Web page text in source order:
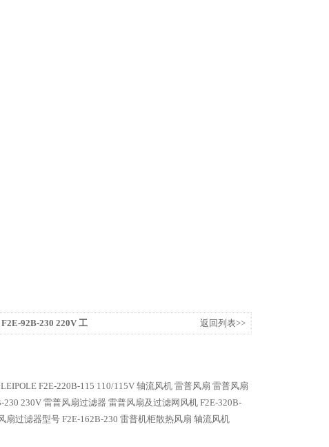
92B-230 220V 工
返回列表>>
F2E-220B-115 110/115V 轴流风机 雷普风扇 雷普风扇
230 230V 雷普风扇过滤器 雷普风扇及过滤网风机 F2E-320B-
扇过滤器型号 F2E-162B-230 雷普机柜散热风扇 轴流风机